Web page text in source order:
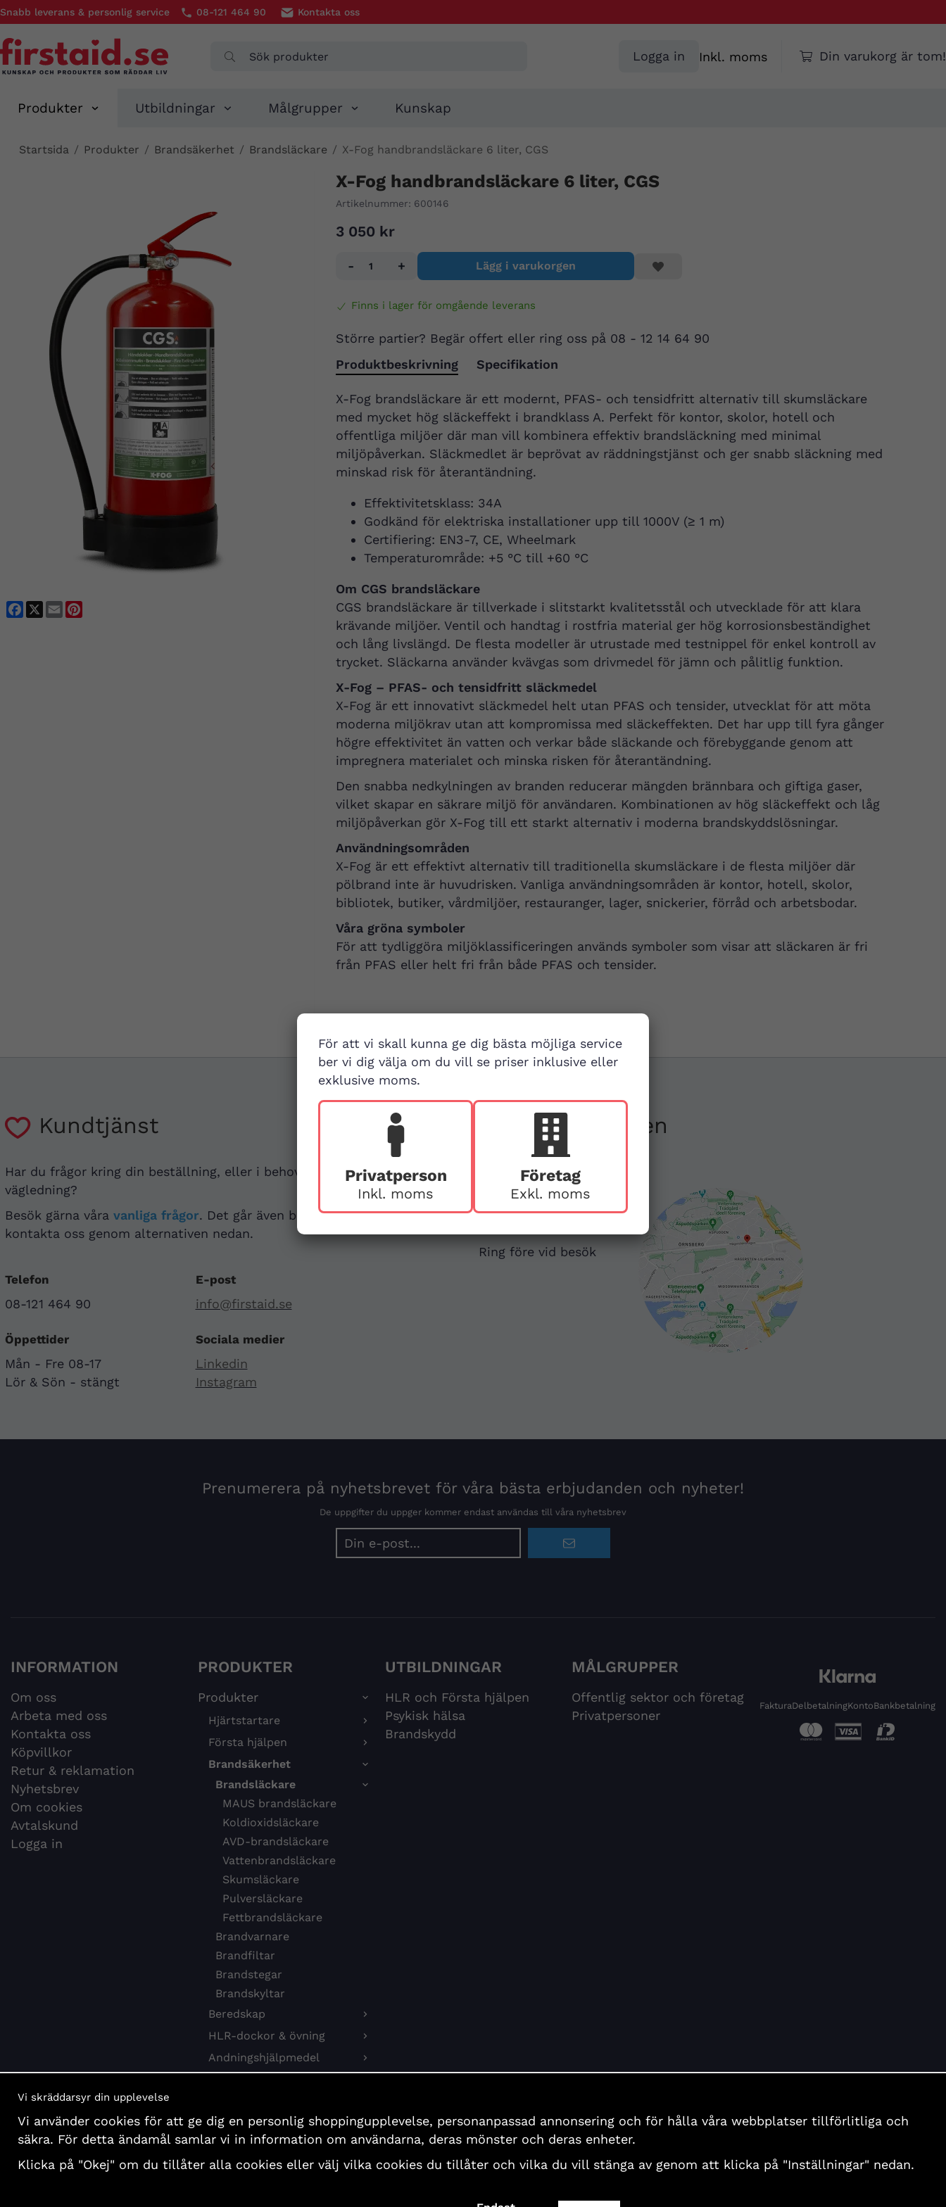
För att vi skall kunna ge dig bästa möjliga service
ber vi dig välja om du vill se priser inklusive eller
exklusive moms.
Privatperson
Inkl. moms
Företag
Exkl. moms
Snabb leverans & personlig service 08-121 464 90 Kontakta oss
Logga in
Välj
Din varukorg är tom!
Produkter Utbildningar Målgrupper Kunskap
Startsida / Produkter / Brandsäkerhet / Brandsläckare / X-Fog handbrandsläckare 6 liter, CGS
Facebook
X Email
X-Fog handbrandsläckare 6 liter, CGS
Artikelnummer: 600146
3 050 kr
- + Lägg i varukorgen
Finns i lager för omgående leverans
Större partier? Begär offert eller ring oss på 08 - 12 14 64 90
Produktbeskrivning
Specifikation
X-Fog brandsläckare är ett modernt, PFAS- och tensidfritt alternativ till skumsläckare
med mycket hög släckeffekt i brandklass A. Perfekt för kontor, skolor, hotell och
offentliga miljöer där man vill kombinera effektiv brandsläckning med minimal
miljöpåverkan. Släckmedlet är beprövat av räddningstjänst och ger snabb släckning med
minskad risk för återantändning.
Effektivitetsklass: 34A
Godkänd för elektriska installationer upp till 1000V (≥ 1 m)
Certifiering: EN3-7, CE, Wheelmark
Temperaturområde: +5 °C till +60 °C
Om CGS brandsläckare
CGS brandsläckare är tillverkade i slitstarkt kvalitetsstål och utvecklade för att klara
krävande miljöer. Ventil och handtag i rostfria material ger hög korrosionsbeständighet
och lång livslängd. De flesta modeller är utrustade med testnippel för enkel kontroll av
trycket. Släckarna använder kvävgas som drivmedel för jämn och pålitlig funktion.
X-Fog – PFAS- och tensidfritt släckmedel
X-Fog är ett innovativt släckmedel helt utan PFAS och tensider, utvecklat för att möta
moderna miljökrav utan att kompromissa med släckeffekten. Det har upp till fyra gånger
högre effektivitet än vatten och verkar både släckande och förebyggande genom att
impregnera materialet och minska risken för återantändning.
Den snabba nedkylningen av branden reducerar mängden brännbara och giftiga gaser,
vilket skapar en säkrare miljö för användaren. Kombinationen av hög släckeffekt och låg
miljöpåverkan gör X-Fog till ett starkt alternativ i moderna brandskyddslösningar.
Användningsområden
X-Fog är ett effektivt alternativ till traditionella skumsläckare i de flesta miljöer där
pölbrand inte är huvudrisken. Vanliga användningsområden är kontor, hotell, skolor,
bibliotek, butiker, vårdmiljöer, restauranger, lager, snickerier, förråd och arbetsbodar.
Våra gröna symboler
För att tydliggöra miljöklassificeringen används symboler som visar att släckaren är fri
från PFAS eller helt fri från både PFAS och tensider.
Kundtjänst
Har du frågor kring din beställning, eller i behov av
vägledning?
Besök gärna våra vanliga frågor. Det går även bra att
kontakta oss genom alternativen nedan.
Telefon
08-121 464 90
E-post
info@firstaid.se
Öppettider
Mån - Fre 08-17
Lör & Sön - stängt
Sociala medier
Linkedin
Instagram
Besök butiken
First Aid Sweden
Hägerstensvägen 125
126 48 Hägersten,
Ring före vid besök
Prenumerera på nyhetsbrevet för våra bästa erbjudanden och nyheter!
De uppgifter du uppger kommer endast användas till våra nyhetsbrev
postadress
INFORMATION
Om oss
Arbeta med oss
Kontakta oss
Köpvillkor
Retur & reklamation
Nyhetsbrev
Om cookies
Avtalskund
Logga in
PRODUKTER
Produkter
Hjärtstartare
Första hjälpen
Brandsäkerhet
Brandsläckare
MAUS brandsläckare
Koldioxidsläckare
AVD-brandsläckare
Vattenbrandsläckare
Skumsläckare
Pulversläckare
Fettbrandsläckare
Brandvarnare
Brandfiltar
Brandstegar
Brandskyltar
Beredskap
HLR-dockor & övning
Andningshjälpmedel
Böcker och affischer
Presentartiklar
UTBILDNINGAR
HLR och Första hjälpen
Psykisk hälsa
Brandskydd
MÅLGRUPPER
Offentlig sektor och företag
Privatpersoner
FakturaDelbetalningKontoBankbetalning
Vi skräddarsyr din upplevelse
Vi använder cookies för att ge dig en personlig shoppingupplevelse, personanpassad annonsering och för hålla våra webbplatser tillförlitliga och
säkra. För detta ändamål samlar vi in information om användarna, deras mönster och deras enheter.
Klicka på "Okej" om du tillåter alla cookies eller välj vilka cookies du tillåter och vilka du vill stänga av genom att klicka på "Inställningar" nedan.